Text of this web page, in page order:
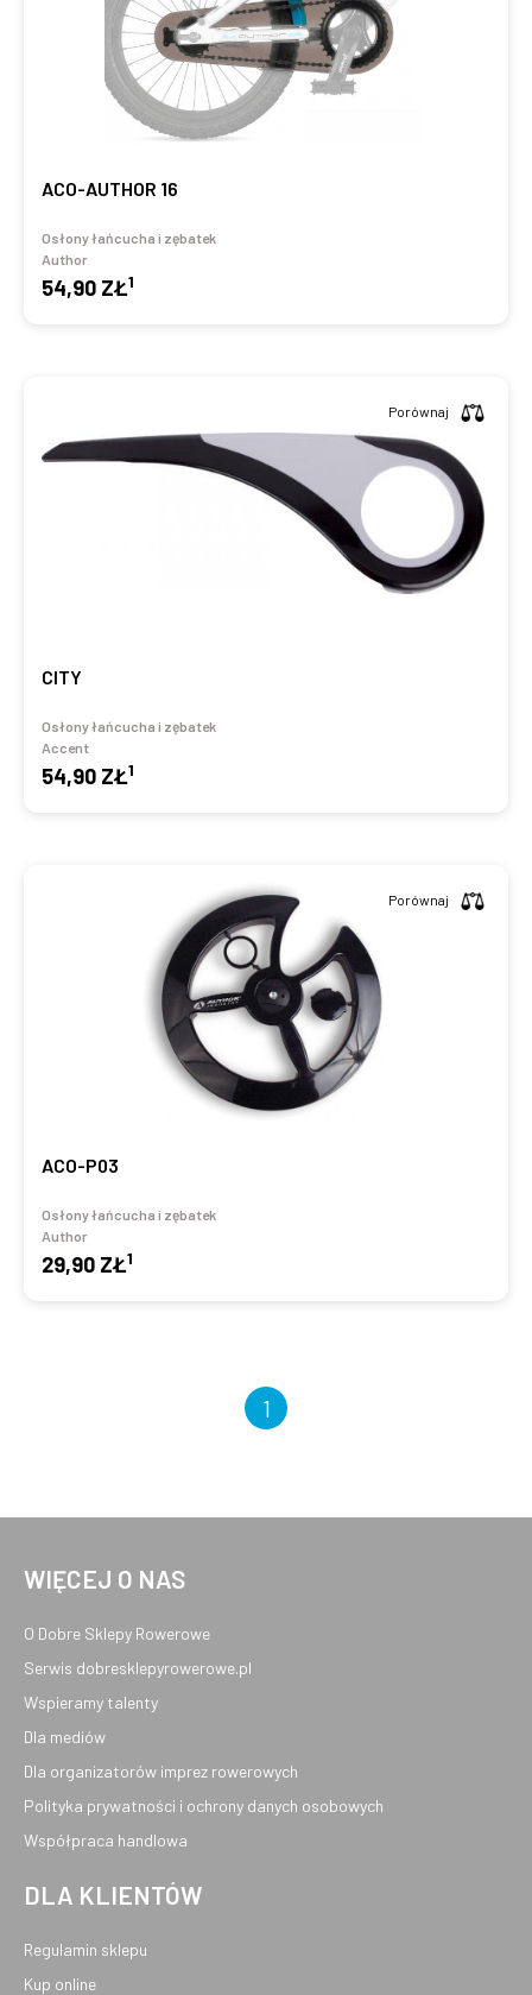
ACO-AUTHOR 16
Osłony łańcucha i zębatek
Author
54,90 ZŁ1
CITY
Osłony łańcucha i zębatek
Accent
54,90 ZŁ1
Porównaj
ACO-P03
Osłony łańcucha i zębatek
Author
29,90 ZŁ1
Porównaj
1
WIĘCEJ O NAS
O Dobre Sklepy Rowerowe
Serwis dobresklepyrowerowe.pl
Wspieramy talenty
Dla mediów
Dla organizatorów imprez rowerowych
Polityka prywatności i ochrony danych osobowych
Współpraca handlowa
DLA KLIENTÓW
Regulamin sklepu
Kup online